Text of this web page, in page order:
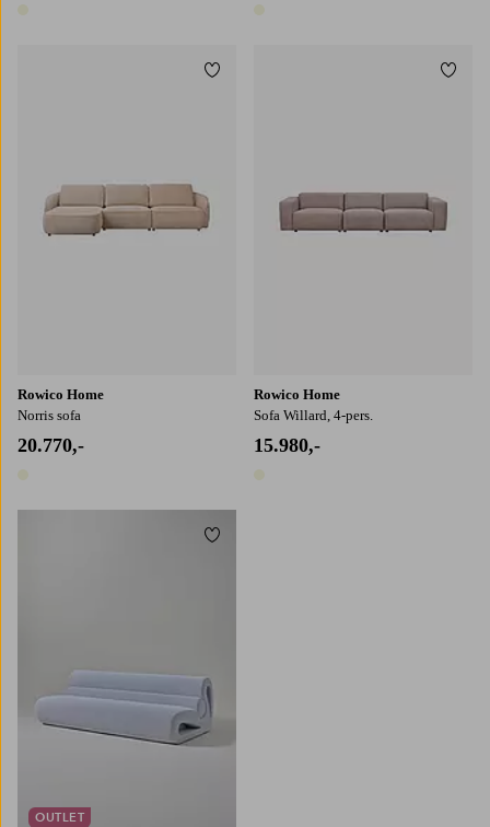
Rowico Home
Norris sofa
20.770,-
Tilføj til favoritter
Rowico Home
Sofa Willard, 4-pers.
15.980,-
OUTLET
Tilføj til favoritter